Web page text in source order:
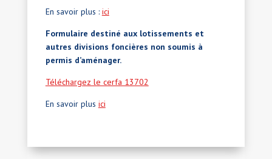
En savoir plus : ici
Formulaire destiné aux lotissements et
autres divisions foncières non soumis à
permis d’aménager.
Téléchargez le cerfa 13702
En savoir plus ici